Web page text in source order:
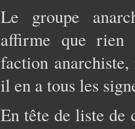
Le groupe
affirme que rien
faction
il en a tous les
En tête de liste de